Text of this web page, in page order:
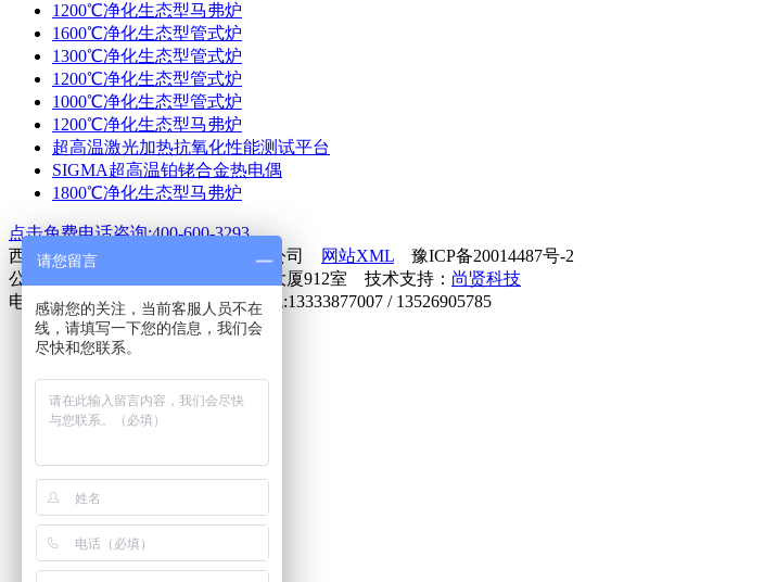
1200℃净化生态型马弗炉
1600℃净化生态型管式炉
1300℃净化生态型管式炉
1200℃净化生态型管式炉
1000℃净化生态型管式炉
1200℃净化生态型马弗炉
超高温激光加热抗氧化性能测试平台
SIGMA超高温铂铑合金热电偶
1800℃净化生态型马弗炉
点击免费电话咨询:400-600-3293
西格马（河南）高温真空设备有限公司
网站XML 豫ICP备20014487号-2
公司地址：洛阳高新区河洛路瑞泽大厦912室 技术支持： 尚贤科技
电话:0379-63082510/63082512 手机:13333877007 / 13526905785
网站首页
联系我们
请您留言
感谢您的关注，当前客服人员不在
线，请填写一下您的信息，我们会
尽快和您联系。